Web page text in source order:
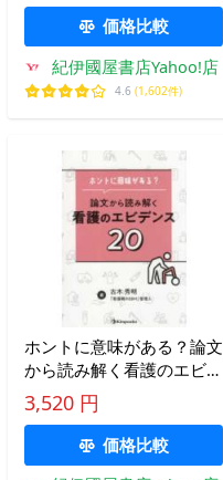
価格比較
紀伊國屋書店Yahoo!店
4.6 (1,602件)
ホントに意味がある？論文
から読み解く看護のエビデ
ンス２０
3,520 円
価格比較